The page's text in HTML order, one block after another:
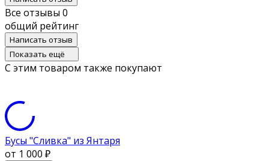
Все отзывы 0
общий рейтинг
Написать отзыв
Показать ещё
С этим товаром также покупают
Бусы "Сливка" из Янтаря
от 1 000 ₽